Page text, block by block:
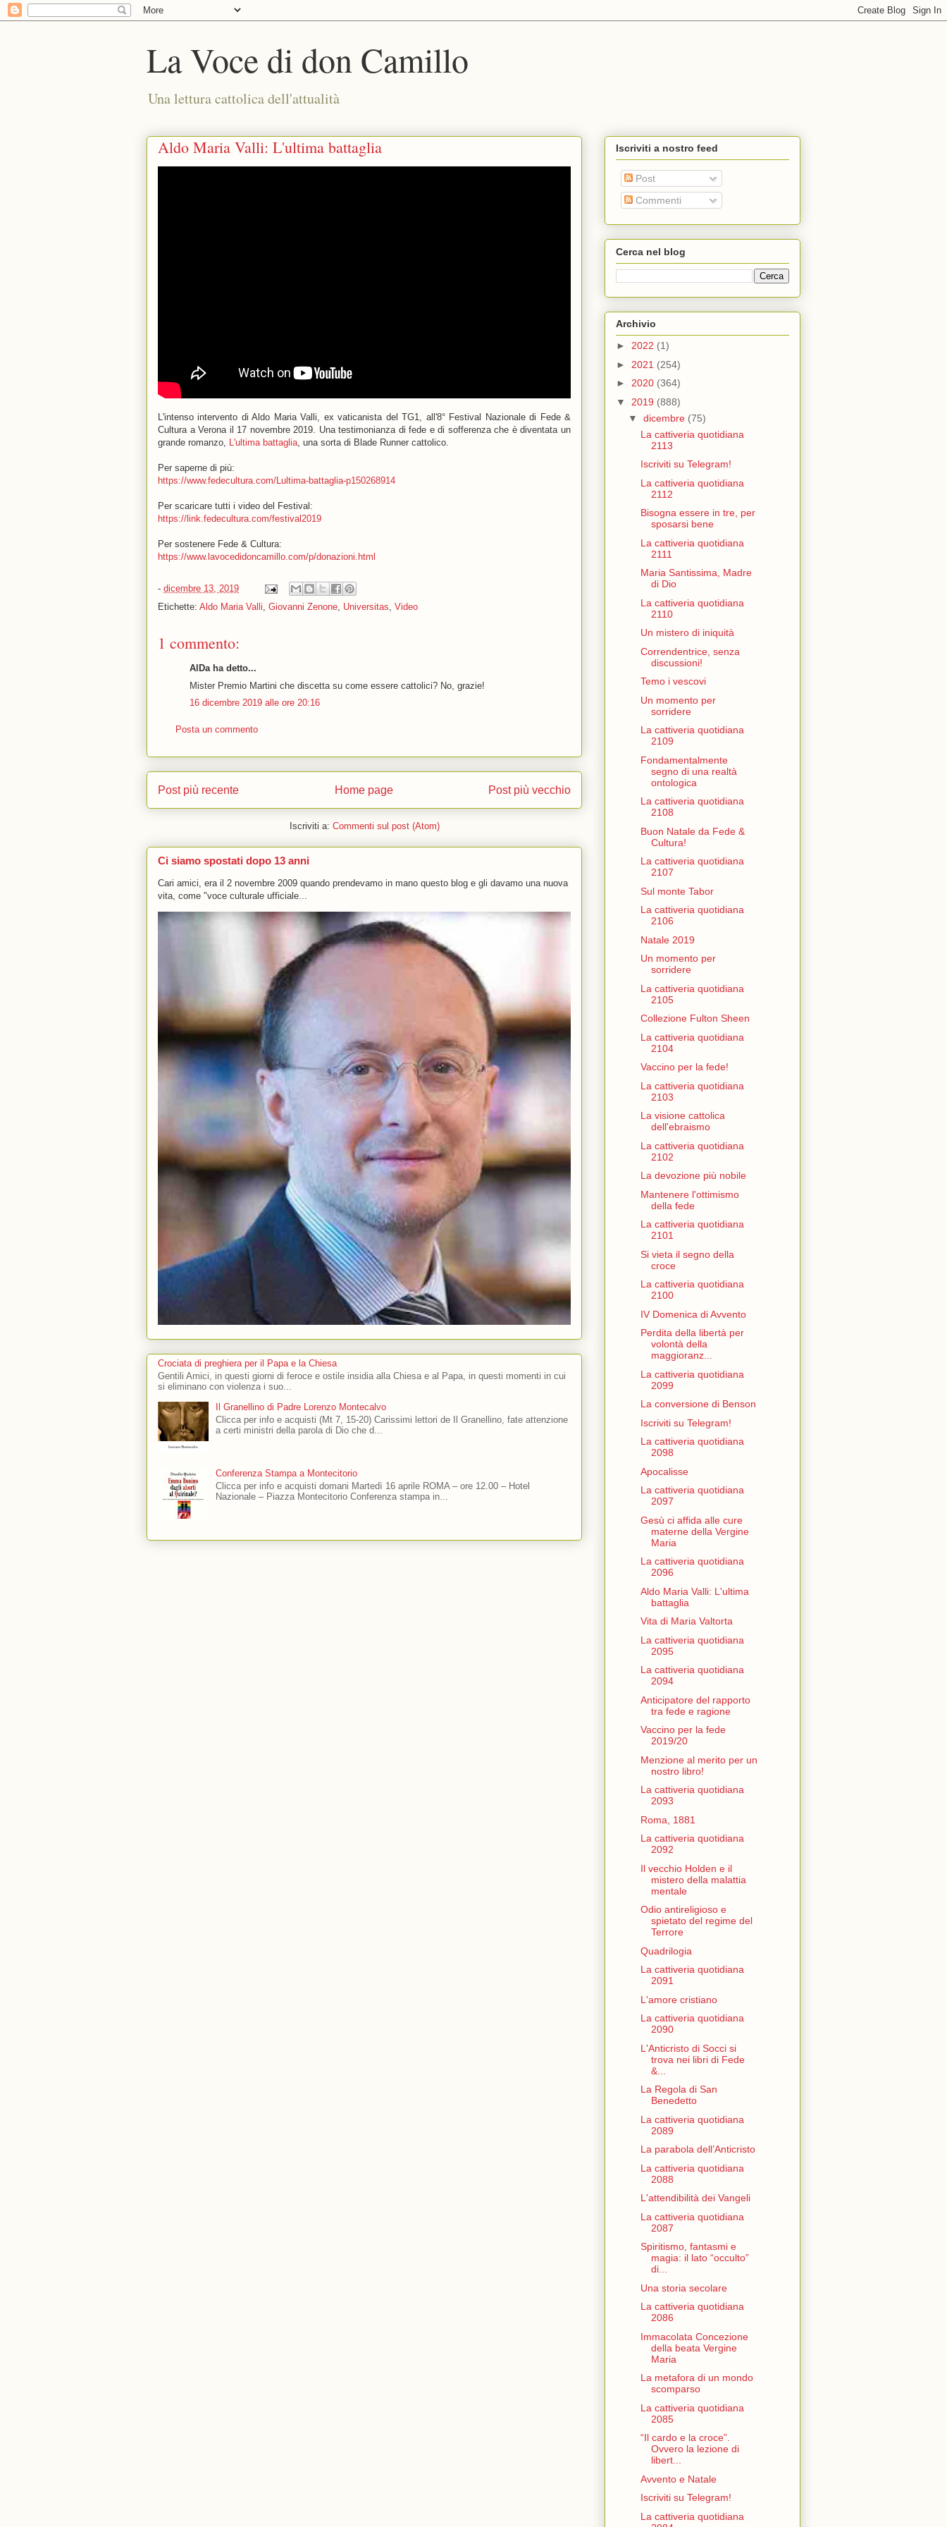
La Voce di don Camillo
Una lettura cattolica dell'attualità
Aldo Maria Valli: L'ultima battaglia
L'intenso intervento di Aldo Maria Valli, ex vaticanista del TG1, all'8° Festival Nazionale di Fede &
Cultura a Verona il 17 novembre 2019. Una testimonianza di fede e di sofferenza che è diventata un
grande romanzo, L'ultima battaglia, una sorta di Blade Runner cattolico.
Per saperne di più:
https://www.fedecultura.com/Lultima-battaglia-p150268914
Per scaricare tutti i video del Festival:
https://link.fedecultura.com/festival2019
Per sostenere Fede & Cultura:
https://www.lavocedidoncamillo.com/p/donazioni.html
- dicembre 13, 2019
Etichette: Aldo Maria Valli, Giovanni Zenone, Universitas, Video
1 commento:
AlDa ha detto...
Mister Premio Martini che discetta su come essere cattolici? No, grazie!
16 dicembre 2019 alle ore 20:16
Posta un commento
Post più recente Post più vecchio
Home page
Iscriviti a: Commenti sul post (Atom)
Ci siamo spostati dopo 13 anni
Cari amici, era il 2 novembre 2009 quando prendevamo in mano questo blog e gli davamo una nuova
vita, come "voce culturale ufficiale...
Crociata di preghiera per il Papa e la Chiesa
Gentili Amici, in questi giorni di feroce e ostile insidia alla Chiesa e al Papa, in questi momenti in cui
si eliminano con violenza i suo...
Il Granellino di Padre Lorenzo Montecalvo
Clicca per info e acquisti (Mt 7, 15-20) Carissimi lettori de Il Granellino, fate attenzione
a certi ministri della parola di Dio che d...
Conferenza Stampa a Montecitorio
Clicca per info e acquisti domani Martedì 16 aprile ROMA – ore 12.00 – Hotel
Nazionale – Piazza Montecitorio Conferenza stampa in...
Iscriviti a nostro feed
Post
Commenti
Cerca nel blog
Archivio
► 2022 (1)
► 2021 (254)
► 2020 (364)
▼ 2019 (888)
▼ dicembre (75)
La cattiveria quotidiana
2113
Iscriviti su Telegram!
La cattiveria quotidiana
2112
Bisogna essere in tre, per
sposarsi bene
La cattiveria quotidiana
2111
Maria Santissima, Madre
di Dio
La cattiveria quotidiana
2110
Un mistero di iniquità
Correndentrice, senza
discussioni!
Temo i vescovi
Un momento per
sorridere
La cattiveria quotidiana
2109
Fondamentalmente
segno di una realtà
ontologica
La cattiveria quotidiana
2108
Buon Natale da Fede &
Cultura!
La cattiveria quotidiana
2107
Sul monte Tabor
La cattiveria quotidiana
2106
Natale 2019
Un momento per
sorridere
La cattiveria quotidiana
2105
Collezione Fulton Sheen
La cattiveria quotidiana
2104
Vaccino per la fede!
La cattiveria quotidiana
2103
La visione cattolica
dell'ebraismo
La cattiveria quotidiana
2102
La devozione più nobile
Mantenere l'ottimismo
della fede
La cattiveria quotidiana
2101
Si vieta il segno della
croce
La cattiveria quotidiana
2100
IV Domenica di Avvento
Perdita della libertà per
volontà della
maggioranz...
La cattiveria quotidiana
2099
La conversione di Benson
Iscriviti su Telegram!
La cattiveria quotidiana
2098
Apocalisse
La cattiveria quotidiana
2097
Gesù ci affida alle cure
materne della Vergine
Maria
La cattiveria quotidiana
2096
Aldo Maria Valli: L'ultima
battaglia
Vita di Maria Valtorta
La cattiveria quotidiana
2095
La cattiveria quotidiana
2094
Anticipatore del rapporto
tra fede e ragione
Vaccino per la fede
2019/20
Menzione al merito per un
nostro libro!
La cattiveria quotidiana
2093
Roma, 1881
La cattiveria quotidiana
2092
Il vecchio Holden e il
mistero della malattia
mentale
Odio antireligioso e
spietato del regime del
Terrore
Quadrilogia
La cattiveria quotidiana
2091
L'amore cristiano
La cattiveria quotidiana
2090
L'Anticristo di Socci si
trova nei libri di Fede
&...
La Regola di San
Benedetto
La cattiveria quotidiana
2089
La parabola dell’Anticristo
La cattiveria quotidiana
2088
L'attendibilità dei Vangeli
La cattiveria quotidiana
2087
Spiritismo, fantasmi e
magia: il lato “occulto”
di...
Una storia secolare
La cattiveria quotidiana
2086
Immacolata Concezione
della beata Vergine
Maria
La metafora di un mondo
scomparso
La cattiveria quotidiana
2085
“Il cardo e la croce”.
Ovvero la lezione di
libert...
Avvento e Natale
Iscriviti su Telegram!
La cattiveria quotidiana